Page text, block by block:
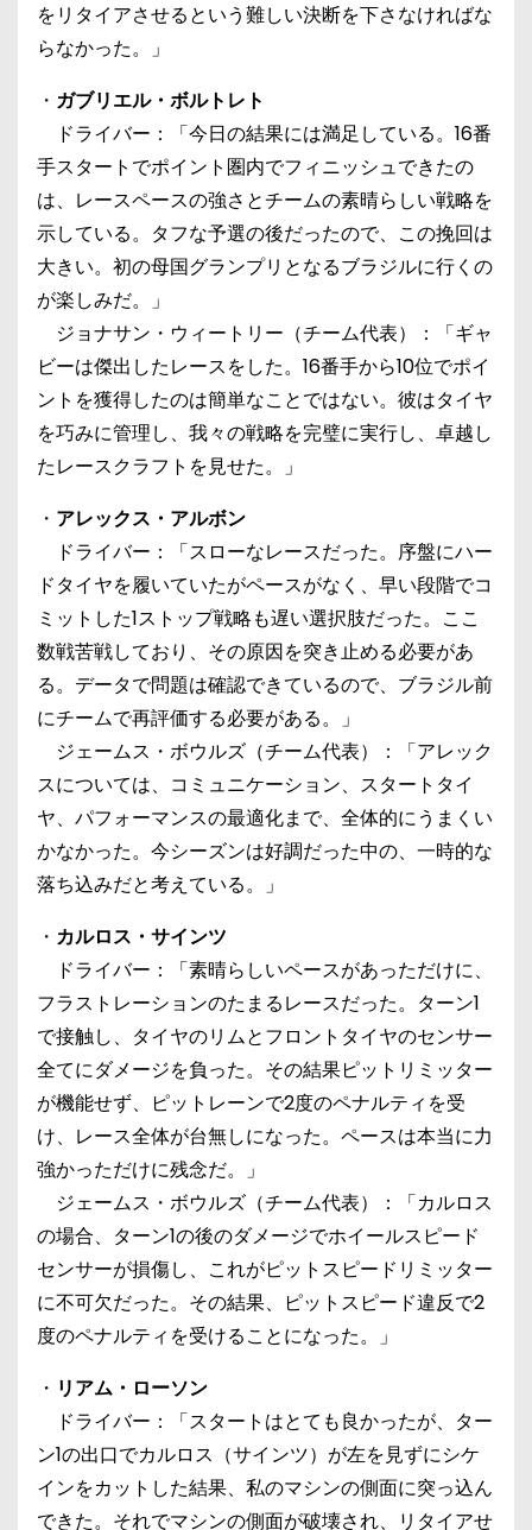
をリタイアさせるという難しい決断を下さなければな
らなかった。」
・ ガブリエル・ボルトレト
ドライバー：「今日の結果には満足している。16番
手スタートでポイント圏内でフィニッシュできたの
は、レースペースの強さとチームの素晴らしい戦略を
示している。タフな予選の後だったので、この挽回は
大きい。初の母国グランプリとなるブラジルに行くの
が楽しみだ。」
ジョナサン・ウィートリー（チーム代表）：「ギャ
ビーは傑出したレースをした。16番手から10位でポイ
ントを獲得したのは簡単なことではない。彼はタイヤ
を巧みに管理し、我々の戦略を完璧に実行し、卓越し
たレースクラフトを見せた。」
・ アレックス・アルボン
ドライバー：「スローなレースだった。序盤にハー
ドタイヤを履いていたがペースがなく、早い段階でコ
ミットした1ストップ戦略も遅い選択肢だった。ここ
数戦苦戦しており、その原因を突き止める必要があ
る。データで問題は確認できているので、ブラジル前
にチームで再評価する必要がある。」
ジェームス・ボウルズ（チーム代表）：「アレック
スについては、コミュニケーション、スタートタイ
ヤ、パフォーマンスの最適化まで、全体的にうまくい
かなかった。今シーズンは好調だった中の、一時的な
落ち込みだと考えている。」
・ カルロス・サインツ
ドライバー：「素晴らしいペースがあっただけに、
フラストレーションのたまるレースだった。ターン1
で接触し、タイヤのリムとフロントタイヤのセンサー
全てにダメージを負った。その結果ピットリミッター
が機能せず、ピットレーンで2度のペナルティを受
け、レース全体が台無しになった。ペースは本当に力
強かっただけに残念だ。」
ジェームス・ボウルズ（チーム代表）：「カルロス
の場合、ターン1の後のダメージでホイールスピード
センサーが損傷し、これがピットスピードリミッター
に不可欠だった。その結果、ピットスピード違反で2
度のペナルティを受けることになった。」
・ リアム・ローソン
ドライバー：「スタートはとても良かったが、ター
ン1の出口でカルロス（サインツ）が左を見ずにシケ
インをカットした結果、私のマシンの側面に突っ込ん
できた。それでマシンの側面が破壊され、リタイアせ